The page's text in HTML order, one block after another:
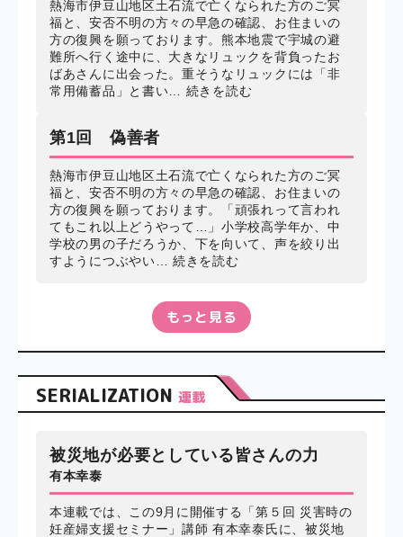
熱海市伊豆山地区土石流で亡くなられた方のご冥
福と、安否不明の方々の早急の確認、お住まいの
方の復興を願っております。熊本地震で宇城の避
難所へ行く途中に、大きなリュックを背負ったお
ばあさんに出会った。重そうなリュックには「非
常用備蓄品」と書い… 続きを読む
第1回 偽善者
熱海市伊豆山地区土石流で亡くなられた方のご冥
福と、安否不明の方々の早急の確認、お住まいの
方の復興を願っております。「頑張れって言われ
てもこれ以上どうやって…」小学校高学年か、中
学校の男の子だろうか、下を向いて、声を絞り出
すようにつぶやい… 続きを読む
もっと見る
SERIALIZATION 連載
被災地が必要としている皆さんの力
有本幸泰
本連載では、この9月に開催する「第５回 災害時の
妊産婦支援セミナー」講師 有本幸泰氏に、被災地